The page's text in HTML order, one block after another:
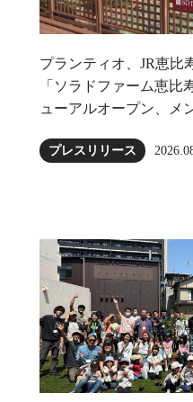
プランティオ、JR恵比
「ソラドファーム恵比
ューアルオープン、メ
プレスリリース